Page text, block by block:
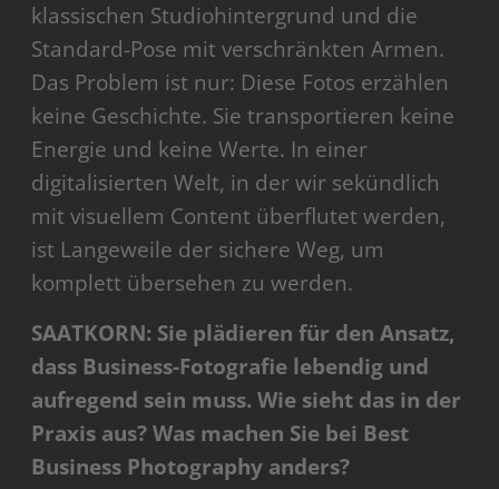
klassischen Studiohintergrund und die
Standard-Pose mit verschränkten Armen.
Das Problem ist nur: Diese Fotos erzählen
keine Geschichte. Sie transportieren keine
Energie und keine Werte. In einer
digitalisierten Welt, in der wir sekündlich
mit visuellem Content überflutet werden,
ist Langeweile der sichere Weg, um
komplett übersehen zu werden.
SAATKORN: Sie plädieren für den Ansatz,
dass Business-Fotografie lebendig und
aufregend sein muss. Wie sieht das in der
Praxis aus? Was machen Sie bei Best
Business Photography anders?